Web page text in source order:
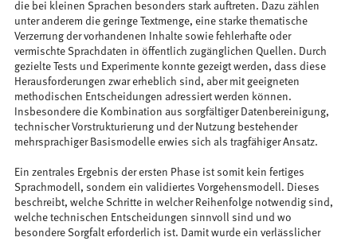
die bei kleinen Sprachen besonders stark auftreten. Dazu zählen
unter anderem die geringe Textmenge, eine starke thematische
Verzerrung der vorhandenen Inhalte sowie fehlerhafte oder
vermischte Sprachdaten in öffentlich zugänglichen Quellen. Durch
gezielte Tests und Experimente konnte gezeigt werden, dass diese
Herausforderungen zwar erheblich sind, aber mit geeigneten
methodischen Entscheidungen adressiert werden können.
Insbesondere die Kombination aus sorgfältiger Datenbereinigung,
technischer Vorstrukturierung und der Nutzung bestehender
mehrsprachiger Basismodelle erwies sich als tragfähiger Ansatz.
Ein zentrales Ergebnis der ersten Phase ist somit kein fertiges
Sprachmodell, sondern ein validiertes Vorgehensmodell. Dieses
beschreibt, welche Schritte in welcher Reihenfolge notwendig sind,
welche technischen Entscheidungen sinnvoll sind und wo
besondere Sorgfalt erforderlich ist. Damit wurde ein verlässlicher